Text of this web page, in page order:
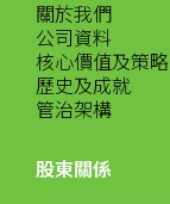
關於我們
公司資料
核心價值及策略
歷史及成就
管治架構
股東關係